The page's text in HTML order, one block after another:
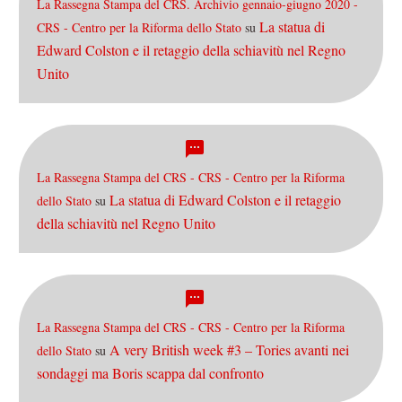
La Rassegna Stampa del CRS. Archivio gennaio-giugno 2020 -
CRS - Centro per la Riforma dello Stato su La statua di
Edward Colston e il retaggio della schiavitù nel Regno
Unito
La Rassegna Stampa del CRS - CRS - Centro per la Riforma
dello Stato su La statua di Edward Colston e il retaggio
della schiavitù nel Regno Unito
La Rassegna Stampa del CRS - CRS - Centro per la Riforma
dello Stato su A very British week #3 – Tories avanti nei
sondaggi ma Boris scappa dal confronto